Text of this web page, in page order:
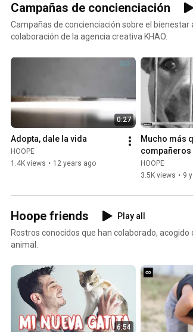
Campañas de concienciación
Campañas de concienciación sobre el
colaboración de la agencia creativa KHAO.
0:27
Adopta, dale la vida
HOOPE
1.4K views • 12 years ago
Mucho más
compañeros
HOOPE
3.5K views • 9
Hoope friends
Play all
Rostros conocidos que han colaborado,
animal.
6:54